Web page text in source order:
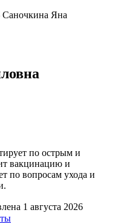
Саночкина Яна
по острым и
вакцинацию и
по вопросам ухода и
1 августа 2026